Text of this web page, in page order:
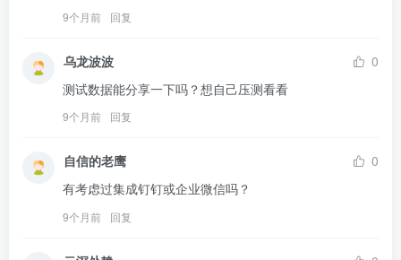
9个月前 回复
乌龙波波
0
测试数据能分享一下吗？想自己压测看看
9个月前 回复
自信的老鹰
0
有考虑过集成钉钉或企业微信吗？
9个月前 回复